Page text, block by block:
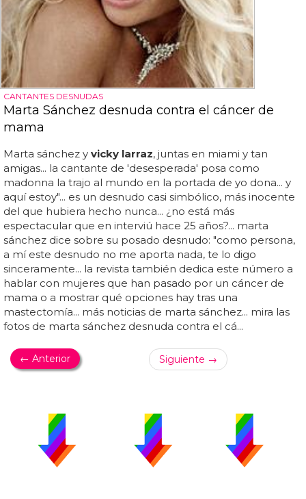
CANTANTES DESNUDAS
Marta Sánchez desnuda contra el cáncer de
mama
Marta sánchez y vicky larraz, juntas en miami y tan
amigas... la cantante de 'desesperada' posa como
madonna la trajo al mundo en la portada de yo dona... y
aquí estoy"... es un desnudo casi simbólico, más inocente
del que hubiera hecho nunca... ¿no está más
espectacular que en interviú hace 25 años?... marta
sánchez dice sobre su posado desnudo: "como persona,
a mí este desnudo no me aporta nada, te lo digo
sinceramente... la revista también dedica este número a
hablar con mujeres que han pasado por un cáncer de
mama o a mostrar qué opciones hay tras una
mastectomía... más noticias de marta sánchez... mira las
fotos de marta sánchez desnuda contra el cá...
← Anterior Siguiente →